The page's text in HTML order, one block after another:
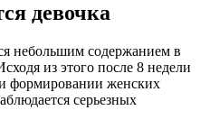
девочка
небольшим содержанием в
из этого после 8 недели
формировании женских
серьезных